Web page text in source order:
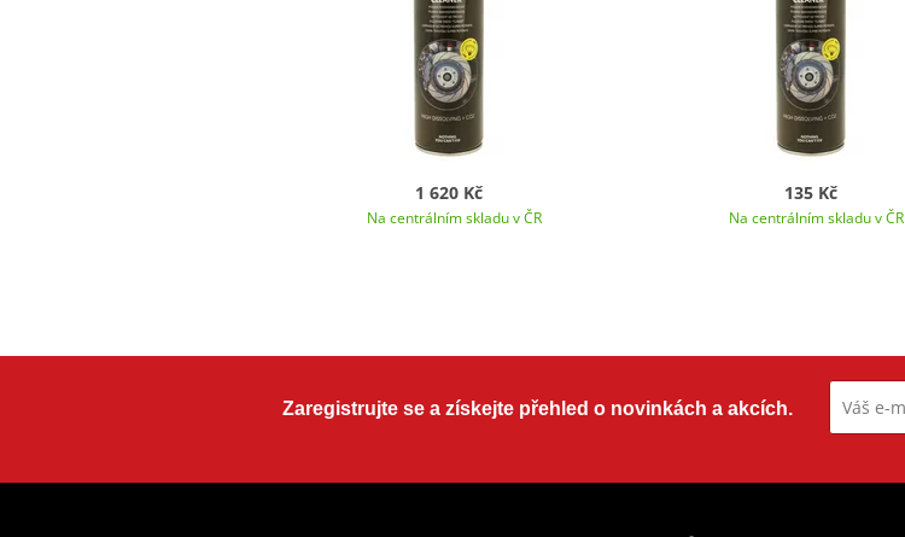
1 620 Kč
Na centrálním skladu v ČR
135 Kč
Na centrálním skladu v ČR
Zaregistrujte se a získejte přehled o novinkách a akcích.